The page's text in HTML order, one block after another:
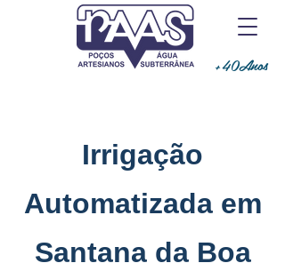
+40Anos
Irrigação
Automatizada em
Santana da Boa